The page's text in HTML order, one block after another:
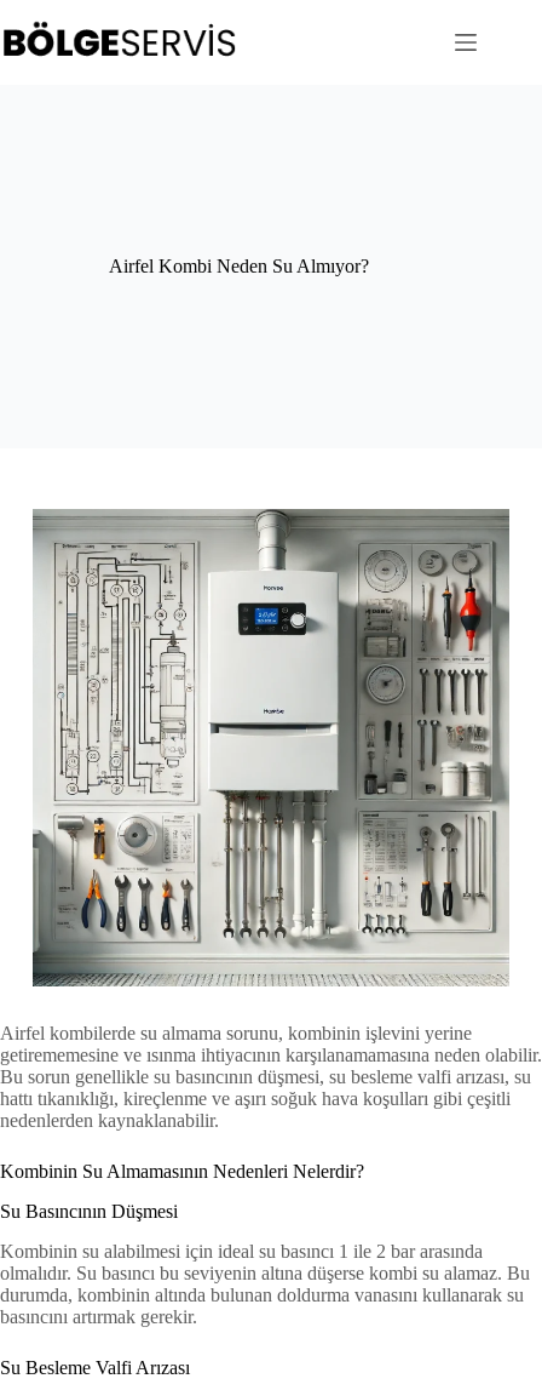
to
content
Airfel Kombi Neden Su Almıyor?
Airfel kombilerde su almama sorunu, kombinin işlevini yerine
getirememesine ve ısınma ihtiyacının karşılanamamasına neden olabilir.
Bu sorun genellikle su basıncının düşmesi, su besleme valfi arızası, su
hattı tıkanıklığı, kireçlenme ve aşırı soğuk hava koşulları gibi çeşitli
nedenlerden kaynaklanabilir.
Kombinin Su Almamasının Nedenleri Nelerdir?
Su Basıncının Düşmesi
Kombinin su alabilmesi için ideal su basıncı 1 ile 2 bar arasında
olmalıdır. Su basıncı bu seviyenin altına düşerse kombi su alamaz. Bu
durumda, kombinin altında bulunan doldurma vanasını kullanarak su
basıncını artırmak gerekir.
Su Besleme Valfi Arızası